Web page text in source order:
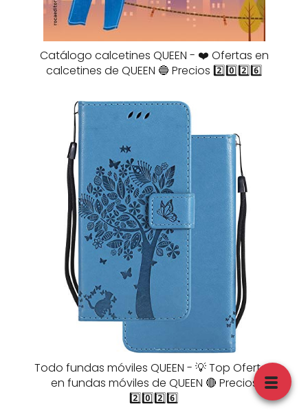
Catálogo calcetines QUEEN - ❤️ Ofertas en
calcetines de QUEEN 🔵 Precios 2️⃣0️⃣2️⃣6️⃣
Todo fundas móviles QUEEN - 💡 Top Ofertas
en fundas móviles de QUEEN 🔴 Precios
2️⃣0️⃣2️⃣6️⃣